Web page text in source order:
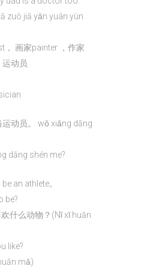
zuò jiā yǎn yuán yùn
， 画家painter ，作家
动员
运动员。 wǒ xiǎng dāng
dāng shén me?
an athlete。
be?
欢什么动物？(Nǐ xǐ huān
like?
mǎ)